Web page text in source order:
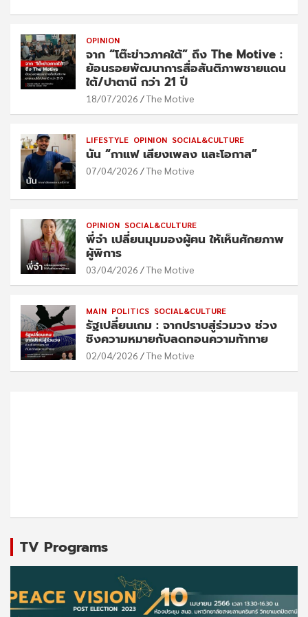
OPINION
จาก “โต๊ะข่าวภาคใต้” ถึง The Motive :
ย้อนรอยพัฒนาการสื่อสันติภาพชายแดน
ใต้/ปาตานี กว่า 21 ปี
18/07/2026 The Motive
LIFESTYLE OPINION SOCIAL&CULTURE
นัน “กาแฟ เสียงเพลง และโอกาส”
07/04/2026 The Motive
OPINION SOCIAL&CULTURE
พี่จ๋า เปลี่ยนมุมมองผู้ฅน ให้เห็นศักยภาพ
ผู้พิการ
03/04/2026 The Motive
MAIN POLITICS SOCIAL&CULTURE
รัฐเปลี่ยนเกม : จากปราบสู่ร่วมวง ช่วง
ชิงความหมายกับลดทอนความท้าทาย
02/04/2026 The Motive
TV Programs